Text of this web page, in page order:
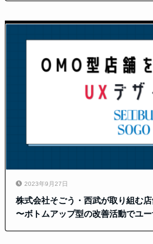
2023年9月27日
株式会社そごう・西武が取り組む店
〜ボトムアップ型の改善活動でユ